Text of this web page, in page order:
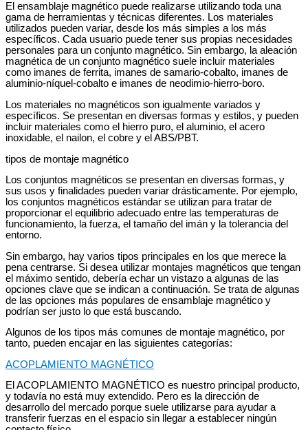
El ensamblaje magnético puede realizarse utilizando toda una
gama de herramientas y técnicas diferentes. Los materiales
utilizados pueden variar, desde los más simples a los más
específicos. Cada usuario puede tener sus propias necesidades
personales para un conjunto magnético. Sin embargo, la aleación
magnética de un conjunto magnético suele incluir materiales
como imanes de ferrita, imanes de samario-cobalto, imanes de
aluminio-níquel-cobalto e imanes de neodimio-hierro-boro.
Los materiales no magnéticos son igualmente variados y
específicos. Se presentan en diversas formas y estilos, y pueden
incluir materiales como el hierro puro, el aluminio, el acero
inoxidable, el nailon, el cobre y el ABS/PBT.
tipos de montaje magnético
Los conjuntos magnéticos se presentan en diversas formas, y
sus usos y finalidades pueden variar drásticamente. Por ejemplo,
los conjuntos magnéticos estándar se utilizan para tratar de
proporcionar el equilibrio adecuado entre las temperaturas de
funcionamiento, la fuerza, el tamaño del imán y la tolerancia del
entorno.
Sin embargo, hay varios tipos principales en los que merece la
pena centrarse. Si desea utilizar montajes magnéticos que tengan
el máximo sentido, debería echar un vistazo a algunas de las
opciones clave que se indican a continuación. Se trata de algunas
de las opciones más populares de ensamblaje magnético y
podrían ser justo lo que está buscando.
Algunos de los tipos más comunes de montaje magnético, por
tanto, pueden encajar en las siguientes categorías:
ACOPLAMIENTO MAGNÉTICO
El ACOPLAMIENTO MAGNÉTICO es nuestro principal producto,
y todavía no está muy extendido. Pero es la dirección de
desarrollo del mercado porque suele utilizarse para ayudar a
transferir fuerzas en el espacio sin llegar a establecer ningún